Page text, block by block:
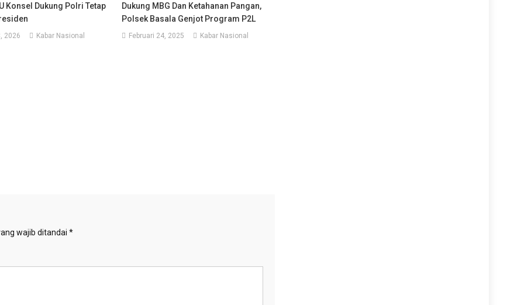
Konsel Dukung Polri Tetap
2026 Kabar Nasional
Dukung MBG Dan Ketahanan Pangan,
Polsek Basala Genjot Program P2L
Februari 24, 2025 Kabar Nasional
wajib ditandai *